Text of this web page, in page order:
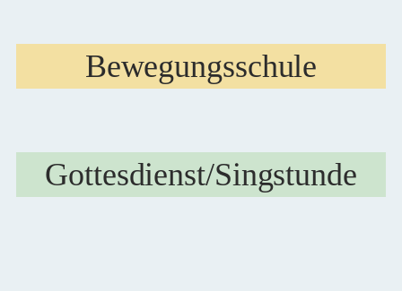
Bewegungsschule
Gottesdienst/Singstunde